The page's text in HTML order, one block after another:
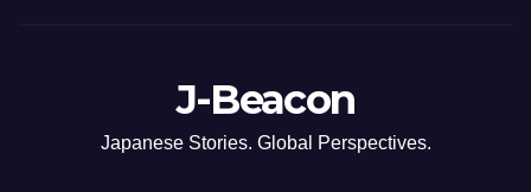
J-Beacon
Japanese Stories. Global Perspectives.